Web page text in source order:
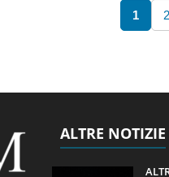
1 2
ALTRE NOTIZIE